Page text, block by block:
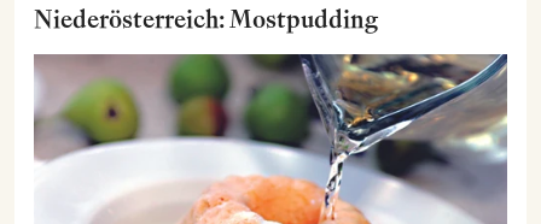
Niederösterreich: Mostpudding